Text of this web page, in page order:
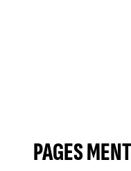
PAGES